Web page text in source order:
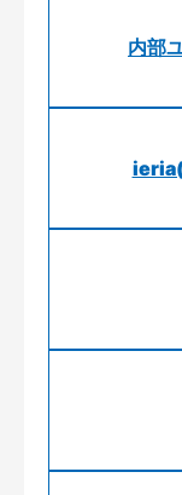
内部
ieria(